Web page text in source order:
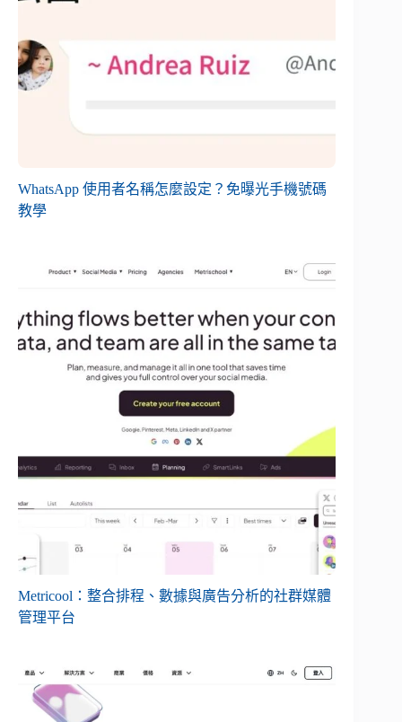
WhatsApp 使用者名稱怎麼設定？免曝光手機號碼
教學
Metricool：整合排程、數據與廣告分析的社群媒體
管理平台